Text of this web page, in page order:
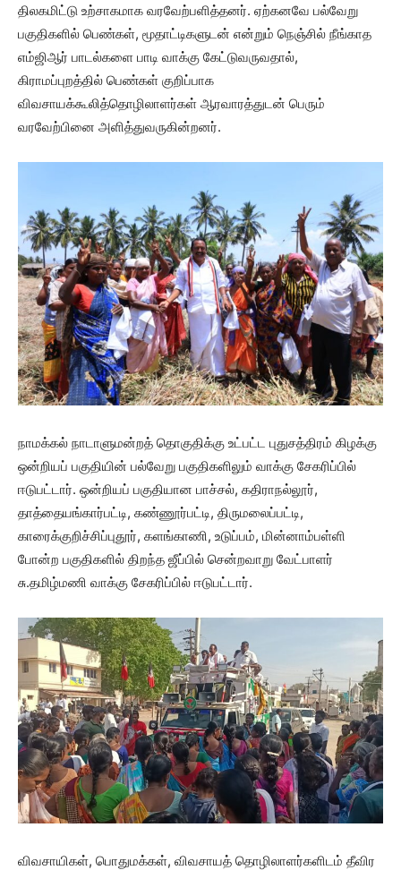
திலகமிட்டு உற்சாகமாக வரவேற்பளித்தனர். ஏற்கனவே பல்வேறு
பகுதிகளில் பெண்கள், மூதாட்டிகளுடன் என்றும் நெஞ்சில் நீங்காத
எம்ஜிஆர் பாடல்களை பாடி வாக்கு கேட்டுவருவதால்,
கிராமப்புறத்தில் பெண்கள் குறிப்பாக
விவசாயக்கூலித்தொழிலாளர்கள் ஆரவாரத்துடன் பெரும்
வரவேற்பினை அளித்துவருகின்றனர்.
நாமக்கல் நாடாளுமன்றத் தொகுதிக்கு உட்பட்ட புதுசத்திரம் கிழக்கு
ஒன்றியப் பகுதியின் பல்வேறு பகுதிகளிலும் வாக்கு சேகரிப்பில்
ஈடுபட்டார். ஒன்றியப் பகுதியான பாச்சல், கதிராநல்லூர்,
தாத்தையங்கார்பட்டி, கண்ணூர்பட்டி, திருமலைப்பட்டி,
காரைக்குறிச்சிப்புதூர், களங்காணி, உடுப்பம், மின்னாம்பள்ளி
போன்ற பகுதிகளில் திறந்த ஜீப்பில் சென்றவாறு வேட்பாளர்
சு.தமிழ்மணி வாக்கு சேகரிப்பில் ஈடுபட்டார்.
விவசாயிகள், பொதுமக்கள், விவசாயத் தொழிலாளர்களிடம் தீவிர